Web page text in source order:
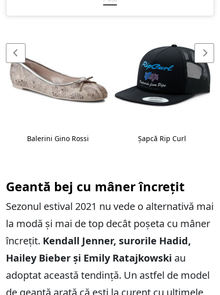
Balerini Gino Rossi Șapcă Rip Curl
Geantă bej cu mâner încrețit
Sezonul estival 2021 nu vede o alternativă mai
la modă și mai de top decât poșeta cu mâner
încrețit. Kendall Jenner, surorile Hadid,
Hailey Bieber și Emily Ratajkowski au
adoptat această tendință. Un astfel de model
de geantă arată că ești la curent cu ultimele